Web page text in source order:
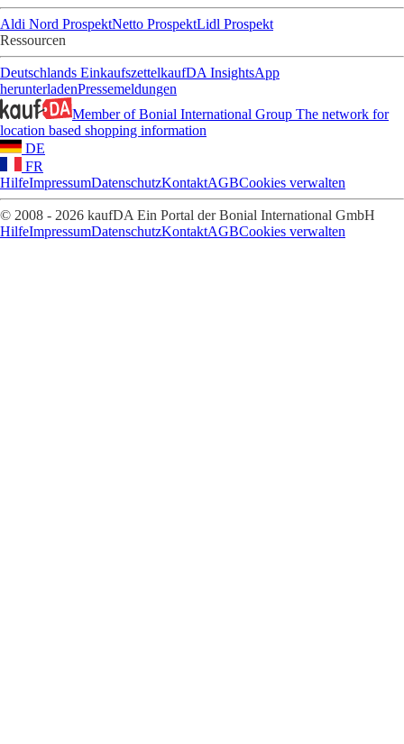
Aldi Nord ProspektNetto ProspektLidl Prospekt
Ressourcen
Deutschlands EinkaufszettelkaufDA InsightsApp
herunterladenPressemeldungen
Member of Bonial International Group The network for
location based shopping information
DE
FR
HilfeImpressumDatenschutzKontaktAGBCookies verwalten
© 2008 - 2026 kaufDA Ein Portal der Bonial International GmbH
HilfeImpressumDatenschutzKontaktAGBCookies verwalten